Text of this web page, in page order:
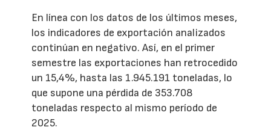
En línea con los datos de los últimos meses,
los indicadores de exportación analizados
continúan en negativo. Así, en el primer
semestre las exportaciones han retrocedido
un 15,4%, hasta las 1.945.191 toneladas, lo
que supone una pérdida de 353.708
toneladas respecto al mismo período de
2025.